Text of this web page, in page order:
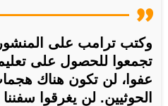
وكتب ترامب على
تجمعوا للحصول على
عفوا، لن تكون هناك
الحوثيين. لن يغرقوا